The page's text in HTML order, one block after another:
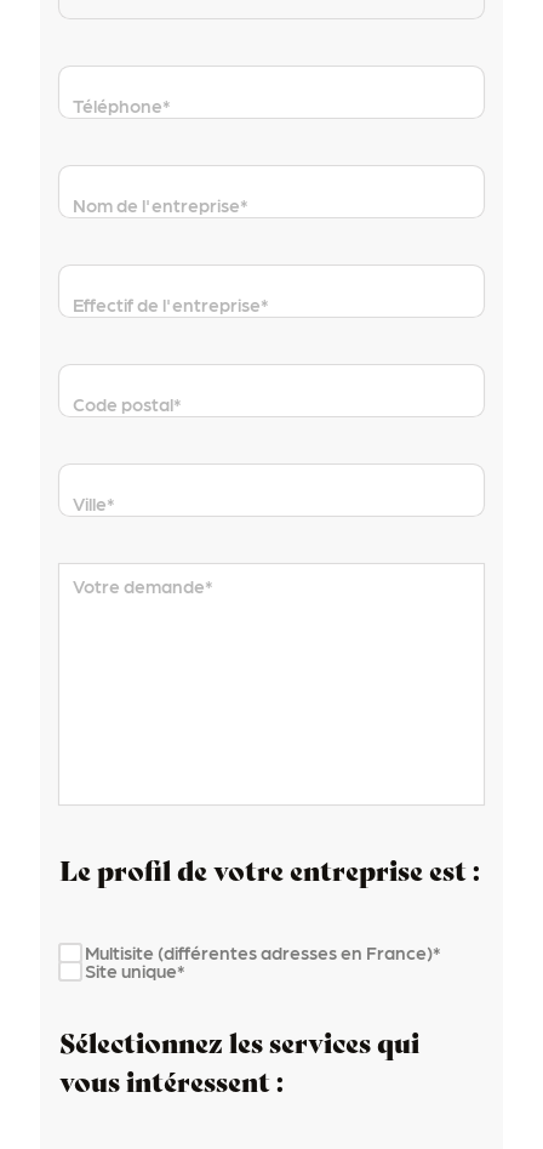
Téléphone*
Nom de l'entreprise*
Effectif de l'entreprise*
Code postal*
Ville*
Votre demande*
Le profil de votre entreprise est :
Multisite (différentes adresses en France)*
Site unique*
Sélectionnez les services qui
vous intéressent :